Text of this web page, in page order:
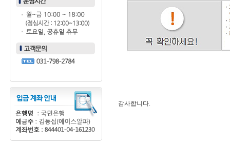
감사합니다.